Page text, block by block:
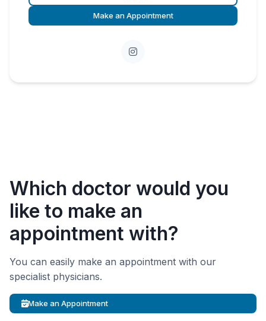
Make an Appointment
Which doctor would you
like to make an
appointment with?
You can easily make an appointment with our
specialist physicians.
Make an Appointment